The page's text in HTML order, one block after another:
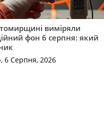
виміряли
фон 6 серпня: який
6 Серпня, 2026